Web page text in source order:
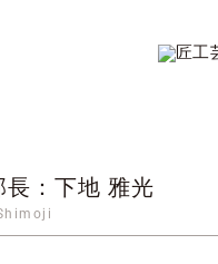
長：下地 雅光